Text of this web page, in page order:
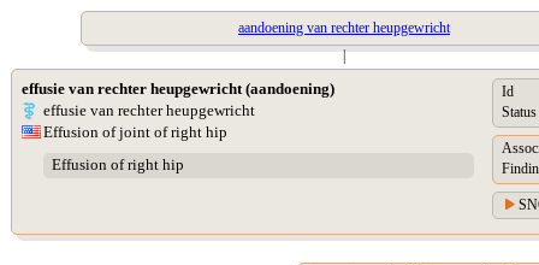
aandoening van rechter heupgewricht
|
effusie van rechter heupgewricht (aandoening)
effusie van rechter heupgewricht
Effusion of joint of right hip
Effusion of right hip
Id
Status